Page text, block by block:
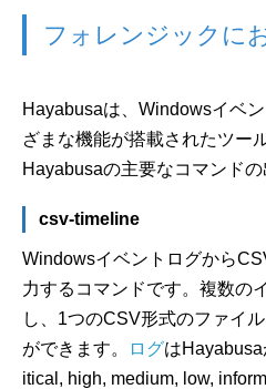
フォレンジックに
Hayabusaは、Windowsイベ
ざまな機能が搭載されたツー
Hayabusaの主要なコマンドの
csv-timeline
Windowsイベントログから
力するコマンドです。複数の
し、1つのCSV形式のファイ
ができます。
ログは
itical, high, medium, low,